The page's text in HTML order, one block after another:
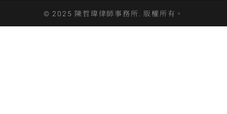
© 2025 陳哲瑋律師事務所. 版權所有。